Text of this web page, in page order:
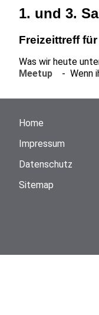
1. und 3.
Freizeittreff
Was wir heute
Meetup - Wenn
Home
Impressum
Datenschutz
Sitemap